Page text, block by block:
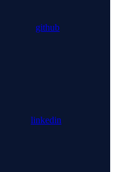
github
linkedin